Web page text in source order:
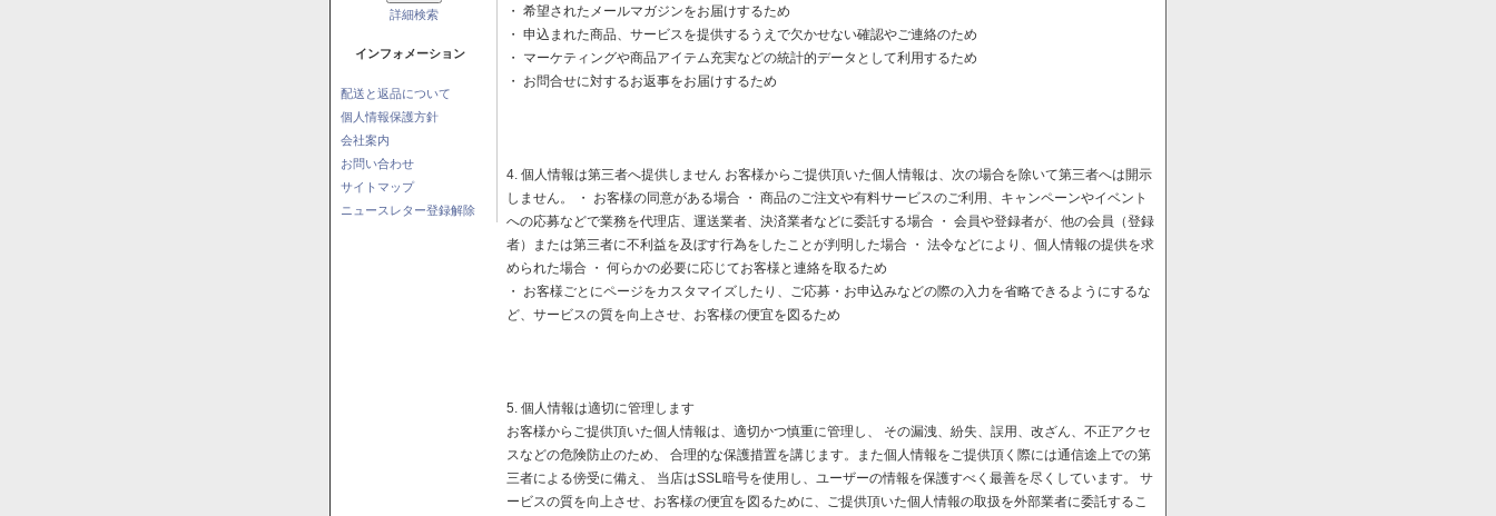
詳細検索
インフォメーション
配送と返品について
個人情報保護方針
会社案内
お問い合わせ
サイトマップ
ニュースレター登録解除
・ 希望されたメールマガジンをお届けするため
・ 申込まれた商品、サービスを提供するうえで欠かせない確認やご連絡のため
・ マーケティングや商品アイテム充実などの統計的データとして利用するため
・ お問合せに対するお返事をお届けするため
4. 個人情報は第三者へ提供しません お客様からご提供頂いた個人情報は、次の場合を除いて第三者へは開示
しません。 ・ お客様の同意がある場合 ・ 商品のご注文や有料サービスのご利用、キャンペーンやイベント
への応募などで業務を代理店、運送業者、決済業者などに委託する場合 ・ 会員や登録者が、他の会員（登録
者）または第三者に不利益を及ぼす行為をしたことが判明した場合 ・ 法令などにより、個人情報の提供を求
められた場合 ・ 何らかの必要に応じてお客様と連絡を取るため
・ お客様ごとにページをカスタマイズしたり、ご応募・お申込みなどの際の入力を省略できるようにするな
ど、サービスの質を向上させ、お客様の便宜を図るため
5. 個人情報は適切に管理します
お客様からご提供頂いた個人情報は、適切かつ慎重に管理し、 その漏洩、紛失、誤用、改ざん、不正アクセ
スなどの危険防止のため、 合理的な保護措置を講じます。また個人情報をご提供頂く際には通信途上での第
三者による傍受に備え、 当店はSSL暗号を使用し、ユーザーの情報を保護すべく最善を尽くしています。 サ
ービスの質を向上させ、お客様の便宜を図るために、ご提供頂いた個人情報の取扱を外部業者に委託するこ